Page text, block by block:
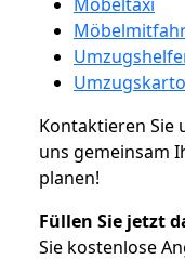
Kontaktieren Sie
uns gemeinsam
planen!
Füllen Sie jetzt
Sie kostenlose